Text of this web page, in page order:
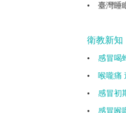
• 臺灣睡
衛教新知
• 感冒喝
• 喉嚨痛
• 感冒初
• 感冒喉